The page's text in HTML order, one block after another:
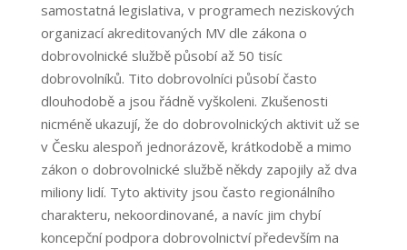
samostatná legislativa, v programech neziskových
organizací akreditovaných MV dle zákona o
dobrovolnické službě působí až 50 tisíc
dobrovolníků. Tito dobrovolníci působí často
dlouhodobě a jsou řádně vyškoleni. Zkušenosti
nicméně ukazují, že do dobrovolnických aktivit už se
v Česku alespoň jednorázově, krátkodobě a mimo
zákon o dobrovolnické službě někdy zapojily až dva
miliony lidí. Tyto aktivity jsou často regionálního
charakteru, nekoordinované, a navíc jim chybí
koncepční podpora dobrovolnictví především na